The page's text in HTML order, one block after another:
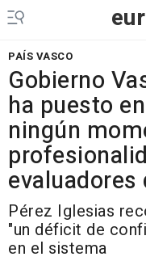
PAÍS VASCO
Gobierno
ha puesto
ningún
evaluadores
Pérez Iglesias
"un déficit de
en el sistema